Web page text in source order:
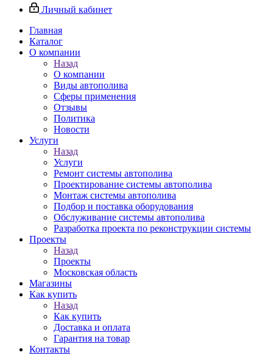
Личный кабинет
Главная
Каталог
О компании
Назад
О компании
Виды автополива
Сферы применения
Отзывы
Политика
Новости
Услуги
Назад
Услуги
Ремонт системы автополива
Проектирование системы автополива
Монтаж системы автополива
Подбор и поставка оборудования
Обслуживание системы автополива
Разработка проекта по реконструкции системы
Проекты
Назад
Проекты
Московская область
Магазины
Как купить
Назад
Как купить
Доставка и оплата
Гарантия на товар
Контакты